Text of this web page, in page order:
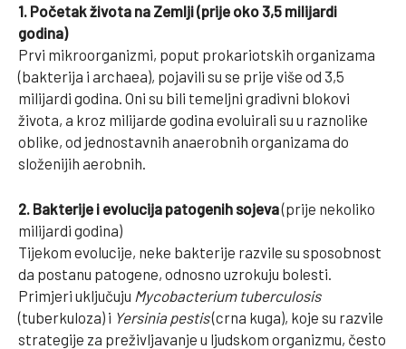
1. Početak života na Zemlji (prije oko 3,5 milijardi
godina)
Prvi mikroorganizmi, poput prokariotskih organizama
(bakterija i archaea), pojavili su se prije više od 3,5
milijardi godina. Oni su bili temeljni gradivni blokovi
života, a kroz milijarde godina evoluirali su u raznolike
oblike, od jednostavnih anaerobnih organizama do
složenijih aerobnih.
2. Bakterije i evolucija patogenih sojeva(prije nekoliko
milijardi godina)
Tijekom evolucije, neke bakterije razvile su sposobnost
da postanu patogene, odnosno uzrokuju bolesti.
Primjeri uključuju Mycobacterium tuberculosis
(tuberkuloza) i Yersinia pestis(crna kuga), koje su razvile
strategije za preživljavanje u ljudskom organizmu, često